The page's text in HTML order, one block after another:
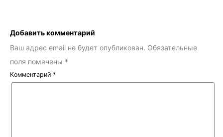
Добавить комментарий
Ваш адрес email не будет опубликован. Обязательные
поля помечены *
Комментарий *